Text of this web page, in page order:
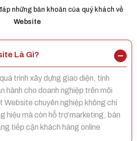
những băn khoăn của quý khách về
Website
Là Gì?
trình xây dựng giao diện, tính
hành cho doanh nghiệp trên môi
chuyên nghiệp không chỉ
hiệu mà còn hỗ trợ marketing, bán
tiếp cận khách hàng online